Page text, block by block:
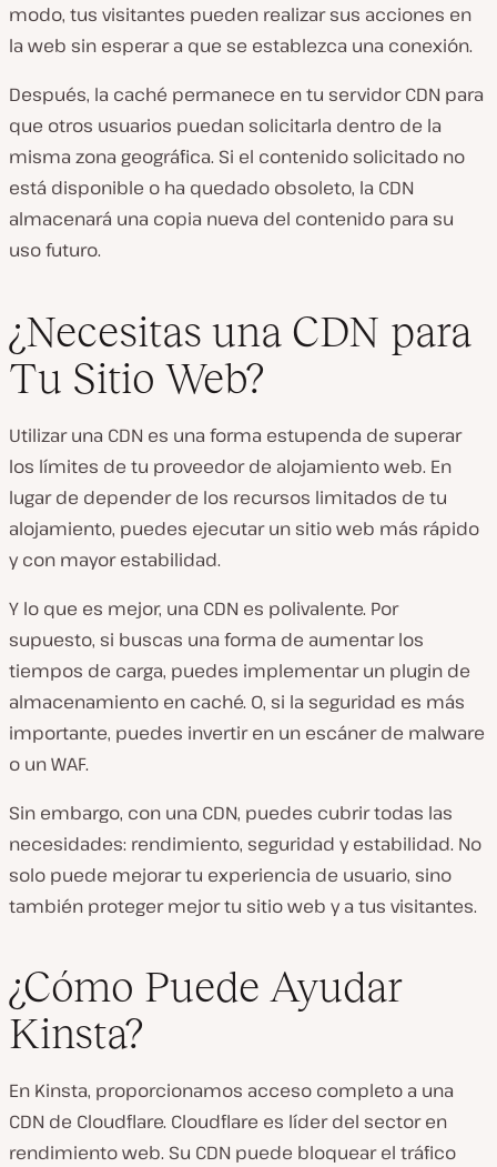
modo, tus visitantes pueden realizar sus acciones en
la web sin esperar a que se establezca una conexión.
Después, la caché permanece en tu servidor CDN para
que otros usuarios puedan solicitarla dentro de la
misma zona geográfica. Si el contenido solicitado no
está disponible o ha quedado obsoleto, la CDN
almacenará una copia nueva del contenido para su
uso futuro.
¿Necesitas una CDN para
Tu Sitio Web?
Utilizar una CDN es una forma estupenda de superar
los límites de tu proveedor de alojamiento web. En
lugar de depender de los recursos limitados de tu
alojamiento, puedes ejecutar un sitio web más rápido
y con mayor estabilidad.
Y lo que es mejor, una CDN es polivalente. Por
supuesto, si buscas una forma de aumentar los
tiempos de carga, puedes implementar un plugin de
almacenamiento en caché. O, si la seguridad es más
importante, puedes invertir en un escáner de malware
o un WAF.
Sin embargo, con una CDN, puedes cubrir todas las
necesidades: rendimiento, seguridad y estabilidad. No
solo puede mejorar tu experiencia de usuario, sino
también proteger mejor tu sitio web y a tus visitantes.
¿Cómo Puede Ayudar
Kinsta?
En Kinsta, proporcionamos acceso completo a una
CDN de Cloudflare. Cloudflare es líder del sector en
rendimiento web. Su CDN puede bloquear el tráfico